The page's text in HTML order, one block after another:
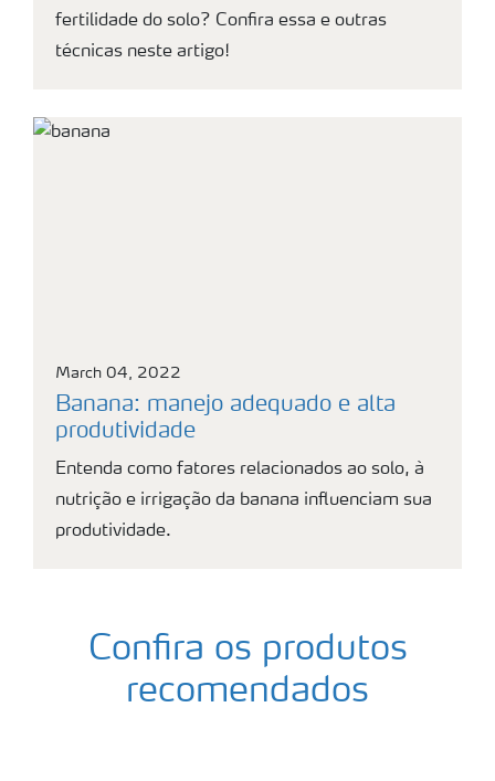
fertilidade do solo? Confira essa e outras
técnicas neste artigo!
March 04, 2022
Banana: manejo adequado e alta
produtividade
Entenda como fatores relacionados ao solo, à
nutrição e irrigação da banana influenciam sua
produtividade.
Confira os produtos
recomendados